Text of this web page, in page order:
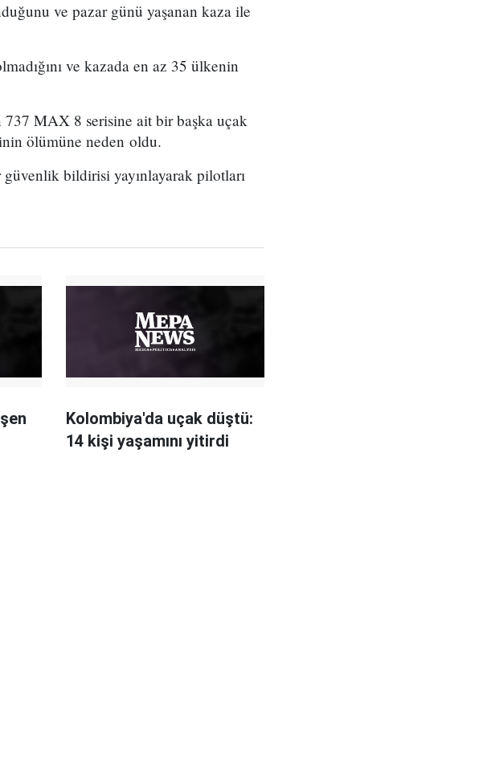
ve pazar günü yaşanan kaza ile
ve kazada en az 35 ülkenin
737 MAX 8 serisine ait bir başka uçak
ölümüne neden oldu.
bildirisi yayınlayarak pilotları
Kolombiya'da uçak düştü:
14 kişi yaşamını yitirdi